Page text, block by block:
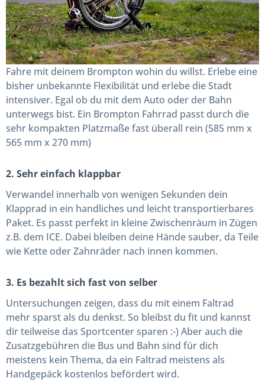
Fahre mit deinem Brompton wohin du willst. Erlebe eine
bisher unbekannte Flexibilität und erlebe die Stadt
intensiver. Egal ob du mit dem Auto oder der Bahn
unterwegs bist. Ein Brompton Fahrrad passt durch die
sehr kompakten Platzmaße fast überall rein (585 mm x
565 mm x 270 mm)
2. Sehr einfach klappbar
Verwandel innerhalb von wenigen Sekunden dein
Klapprad in ein handliches und leicht transportierbares
Paket. Es passt perfekt in kleine Zwischenräum in Zügen
z.B. dem ICE. Dabei bleiben deine Hände sauber, da Teile
wie Kette oder Zahnräder nach innen kommen.
3. Es bezahlt sich fast von selber
Untersuchungen zeigen, dass du mit einem Faltrad
mehr sparst als du denkst. So bleibst du fit und kannst
dir teilweise das Sportcenter sparen :-) Aber auch die
Zusatzgebühren die Bus und Bahn sind für dich
meistens kein Thema, da ein Faltrad meistens als
Handgepäck kostenlos befördert wird.